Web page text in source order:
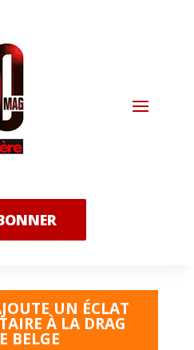
UN ÉCLAT
À LA DRAG
BELGE